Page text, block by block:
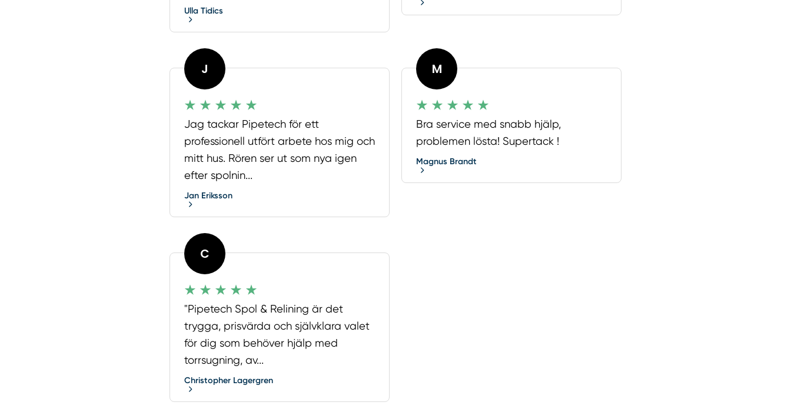
Ulla Tidics
J
Jag tackar Pipetech för ett
professionell utfört arbete hos mig och
mitt hus. Rören ser ut som nya igen
efter spolnin...
Jan Eriksson
M
Bra service med snabb hjälp,
problemen lösta! Supertack !
Magnus Brandt
C
"Pipetech Spol & Relining är det
trygga, prisvärda och självklara valet
för dig som behöver hjälp med
torrsugning, av...
Christopher Lagergren